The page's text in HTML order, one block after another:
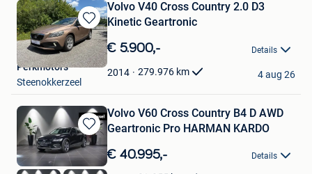
Bewaren
in
Mijn
Favorieten
Volvo V40 Cross Country 2.0 D3
Kinetic Geartronic
€ 5.900,- Details
2014 279.976 km
Perkmotors
Steenokkerzeel
4 aug 26
Bewaren
in
Mijn
Volvo V60 Cross Country B4 D AWD
Geartronic Pro HARMAN KARDO
€ 40.995,- Details